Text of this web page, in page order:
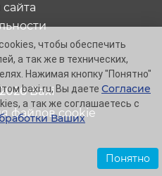
Baxi
файлов cookie
чтобы обеспечить
а так же в технических,
Нажимая кнопку "Понятно"
baxi.ru, Вы даете Согласие
а так же соглашаетесь с
Ваших
Понятно